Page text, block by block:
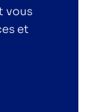
vous
et